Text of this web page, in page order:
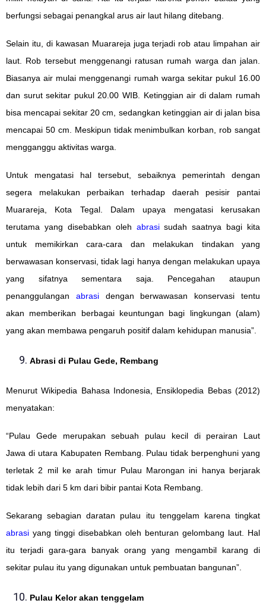
berfungsi sebagai penangkal arus air laut hilang ditebang.
Selain itu, di kawasan Muarareja juga terjadi rob atau limpahan air
laut. Rob tersebut menggenangi ratusan rumah warga dan jalan.
Biasanya air mulai menggenangi rumah warga sekitar pukul 16.00
dan surut sekitar pukul 20.00 WIB. Ketinggian air di dalam rumah
bisa mencapai sekitar 20 cm, sedangkan ketinggian air di jalan bisa
mencapai 50 cm. Meskipun tidak menimbulkan korban, rob sangat
mengganggu aktivitas warga.
Untuk mengatasi hal tersebut, sebaiknya pemerintah dengan
segera melakukan perbaikan terhadap daerah pesisir pantai
Muarareja, Kota Tegal. Dalam upaya mengatasi kerusakan
terutama yang disebabkan oleh abrasisudah saatnya bagi kita
untuk memikirkan cara-cara dan melakukan tindakan yang
berwawasan konservasi, tidak lagi hanya dengan melakukan upaya
yang sifatnya sementara saja. Pencegahan ataupun
penanggulangan abrasidengan berwawasan konservasi tentu
akan memberikan berbagai keuntungan bagi lingkungan (alam)
yang akan membawa pengaruh positif dalam kehidupan manusia”.
Abrasi di Pulau Gede, Rembang
Menurut Wikipedia Bahasa Indonesia, Ensiklopedia Bebas (2012)
menyatakan:
“Pulau Gede merupakan sebuah pulau kecil di perairan Laut
Jawa di utara Kabupaten Rembang. Pulau tidak berpenghuni yang
terletak 2 mil ke arah timur Pulau Marongan ini hanya berjarak
tidak lebih dari 5 km dari bibir pantai Kota Rembang.
Sekarang sebagian daratan pulau itu tenggelam karena tingkat
abrasi yang tinggi disebabkan oleh benturan gelombang laut. Hal
itu terjadi gara-gara banyak orang yang mengambil karang di
sekitar pulau itu yang digunakan untuk pembuatan bangunan”.
Pulau Kelor akan tenggelam